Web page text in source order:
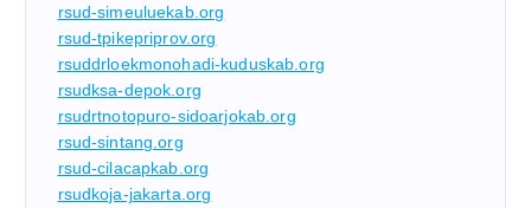
rsud-simeuluekab.org
rsud-tpikepriprov.org
rsuddrloekmonohadi-kuduskab.org
rsudksa-depok.org
rsudrtnotopuro-sidoarjokab.org
rsud-sintang.org
rsud-cilacapkab.org
rsudkoja-jakarta.org